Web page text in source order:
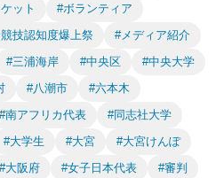
ット
#ボランティア
技認知度爆上祭
#メディア紹介
#三浦海岸 #中央区
#中央大学
#八潮市
#六本木
#南アフリカ代表
#同志社大学
#大学生 #大宮
#大宮けんぽ
#大阪府 #女子日本代表
#審判